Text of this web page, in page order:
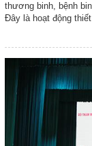
thương binh, bệnh
Đây là hoạt động
Hè năm 2026 và